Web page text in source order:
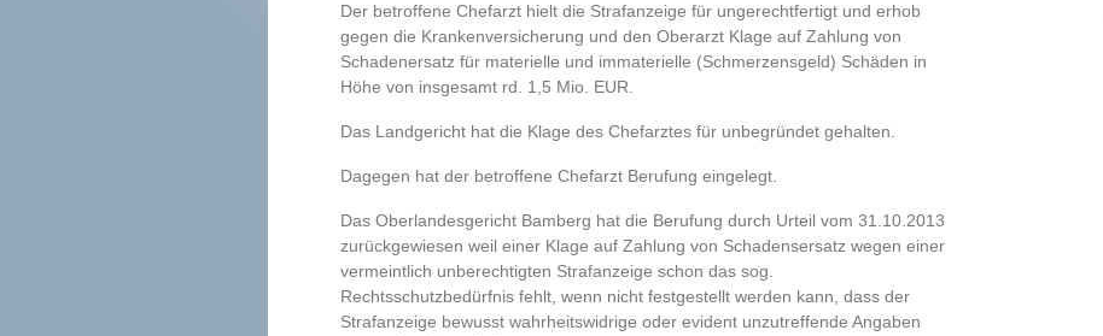
Der betroffene Chefarzt hielt die Strafanzeige für ungerechtfertigt und erhob
gegen die Krankenversicherung und den Oberarzt Klage auf Zahlung von
Schadenersatz für materielle und immaterielle (Schmerzensgeld) Schäden in
Höhe von insgesamt rd. 1,5 Mio. EUR.
Das Landgericht hat die Klage des Chefarztes für unbegründet gehalten.
Dagegen hat der betroffene Chefarzt Berufung eingelegt.
Das Oberlandesgericht Bamberg hat die Berufung durch Urteil vom 31.10.2013
zurückgewiesen weil einer Klage auf Zahlung von Schadensersatz wegen einer
vermeintlich unberechtigten Strafanzeige schon das sog.
Rechtsschutzbedürfnis fehlt, wenn nicht festgestellt werden kann, dass der
Strafanzeige bewusst wahrheitswidrige oder evident unzutreffende Angaben